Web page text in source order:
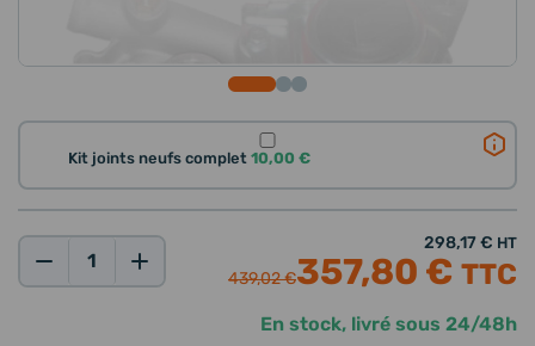
En stock, livré sous 24/48h
Kit joints neufs complet10,00 €
439,02 €
298,17 € HT
357,80 € TTC